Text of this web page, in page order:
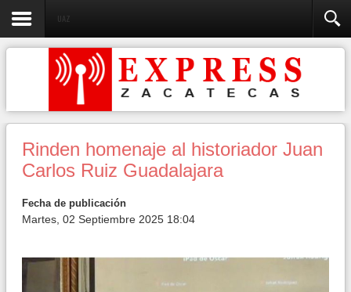
UAZ
Rinden homenaje al historiador Juan
Carlos Ruiz Guadalajara
Fecha de publicación
Martes, 02 Septiembre 2025 18:04